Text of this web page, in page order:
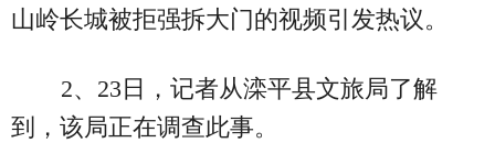
山岭长城被拒强拆大门的视频引发热议。
2、23日，记者从滦平县文旅局了解
到，该局正在调查此事。